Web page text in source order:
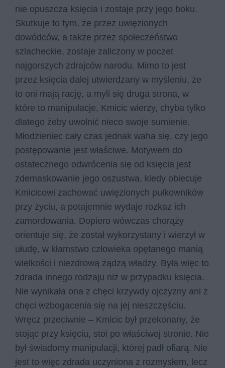
nie opuszcza księcia i zostaje przy jego boku.
Skutkuje to tym, że przez uwięzionych
dowódców, a także przez społeczeństwo
szlacheckie, zostaje zaliczony w poczet
najgorszych zdrajców narodu. Mimo to jest
przez księcia dalej utwierdzany w myśleniu, że
to oni mają rację, a myli się druga strona, w
które to manipulacje, Kmicic wierzy, chyba tylko
dlatego żeby uwolnić nieco swoje sumienie.
Młodzieniec cały czas jednak waha się, czy jego
postępowanie jest właściwe. Motywem do
ostatecznego odwrócenia się od księcia jest
zdemaskowanie jego oszustwa, kiedy obiecuje
Kmicicowi zachować uwięzionych pułkowników
przy życiu, a potajemnie wydaje rozkaz ich
zamordowania. Dopiero wówczas chorąży
orientuje się, że został wykorzystany i wierzył w
ułudę, w kłamstwo człowieka opętanego manią
wielkości i niezdrową żądzą władzy. Była więc to
zdrada innego rodzaju niż w przypadku księcia.
Nie wynikała ona z chęci krzywdy ojczyzny ani z
chęci wzbogacenia się na jej nieszczęściu.
Wręcz przeciwnie – Kmicic był przekonany, że
stojąc przy księciu, stoi po właściwej stronie. Nie
był świadomy manipulacji, której padł ofiarą. Nie
jest to więc zdrada uczyniona z rozmysłem, lecz